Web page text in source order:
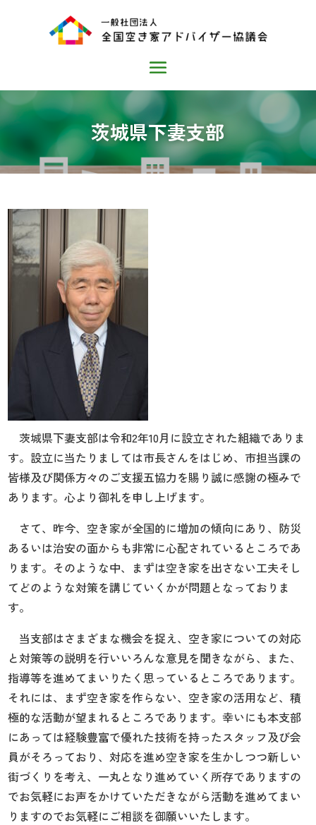
茨城県下妻支部
茨城県下妻支部は令和2年10月に設立された組織でありま
す。設立に当たりましては市長さんをはじめ、市担当課の
皆様及び関係方々のご支援五協力を賜り誠に感謝の極みで
あります。心より御礼を申し上げます。
さて、昨今、空き家が全国的に増加の傾向にあり、防災
あるいは治安の面からも非常に心配されているところであ
ります。そのような中、まずは空き家を出さない工夫そし
てどのような対策を講じていくかが問題となっておりま
す。
当支部はさまざまな機会を捉え、空き家についての対応
と対策等の説明を行いいろんな意見を聞きながら、また、
指導等を進めてまいりたく思っているところであります。
それには、まず空き家を作らない、空き家の活用など、積
極的な活動が望まれるところであります。幸いにも本支部
にあっては経験豊富で優れた技術を持ったスタッフ及び会
員がそろっており、対応を進め空き家を生かしつつ新しい
街づくりを考え、一丸となり進めていく所存でありますの
でお気軽にお声をかけていただきながら活動を進めてまい
りますのでお気軽にご相談を御願いいたします。